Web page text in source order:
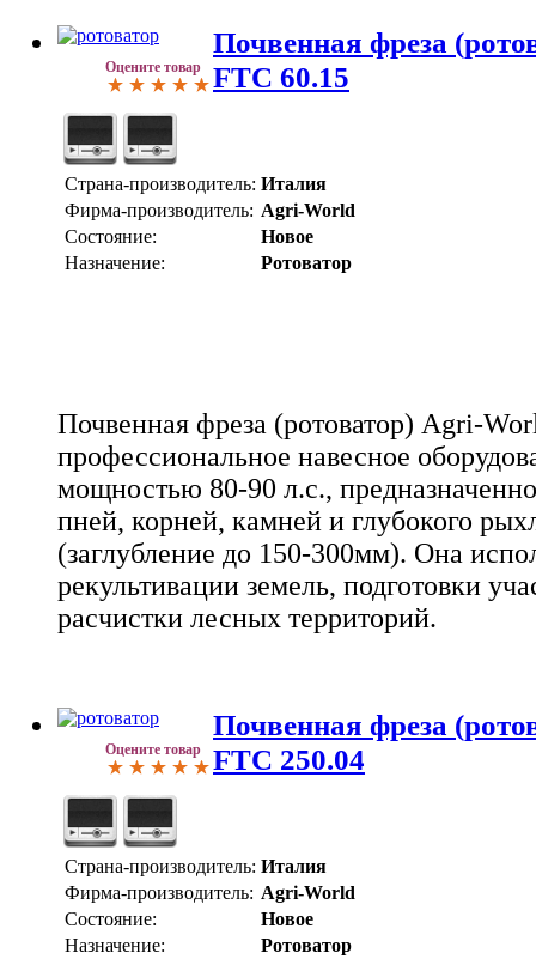
Оцените товар
Почвенная фреза
FTC 60.15
Страна-производитель: Италия
Фирма-производитель: Agri-World
Состояние:
Новое
Назначение:
Ротоватор
Почвенная фреза (ротоватор) Agri-
профессиональное навесное
мощностью 80-90 л.с.,
пней, корней, камней и глубокого
(заглубление до 150-300мм). Она
рекультивации земель, подготовки
расчистки лесных территорий.
Оцените товар
Почвенная фреза
FTC 250.04
Страна-производитель: Италия
Фирма-производитель: Agri-World
Состояние:
Новое
Назначение:
Ротоватор